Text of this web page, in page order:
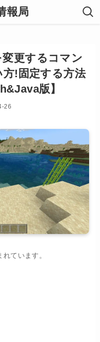
報局
変更するコマン
!固定する方法
版】
26
ています。